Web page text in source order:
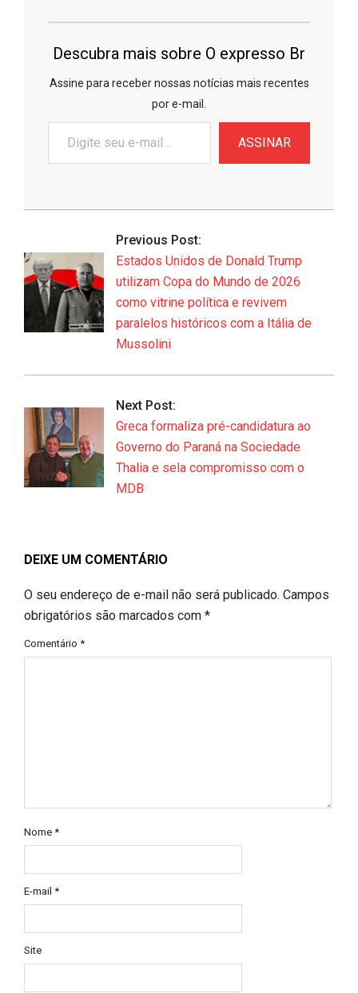
Descubra mais sobre O expresso Br
Assine para receber nossas notícias mais recentes
por e-mail.
seu
e-
ASSINAR
2026-
Previous Post:
Estados Unidos de Donald Trump
utilizam Copa do Mundo de 2026
como vitrine política e revivem
paralelos históricos com a Itália de
Mussolini
Next Post:
Greca formaliza pré-candidatura ao
Governo do Paraná na Sociedade
Thalia e sela compromisso com o
MDB
DEIXE UM COMENTÁRIO
O seu endereço de e-mail não será publicado. Campos
obrigatórios são marcados com *
Comentário *
Nome *
E-mail *
Site